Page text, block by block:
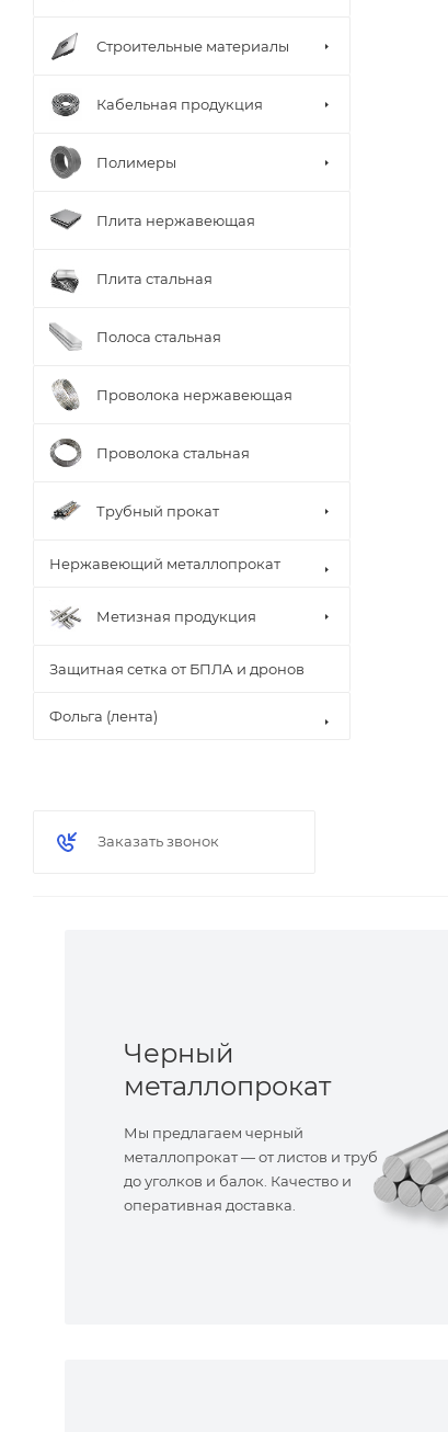
Строительные материалы
Кабельная продукция
Полимеры
Плита нержавеющая
Плита стальная
Полоса стальная
Проволока нержавеющая
Проволока стальная
Трубный прокат
Нержавеющий металлопрокат
Метизная продукция
Защитная сетка от БПЛА и дронов
Фольга (лента)
Заказать звонок
Черный
металлопрокат
Мы предлагаем черный
металлопрокат — от листов и труб
до уголков и балок. Качество и
оперативная доставка.